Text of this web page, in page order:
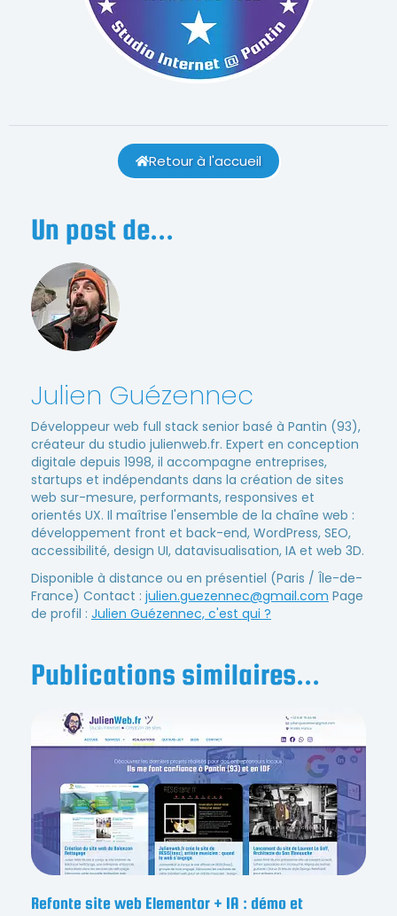
Retour à l'accueil
Un post de...
Julien Guézennec
Développeur web full stack senior basé à Pantin (93),
créateur du studio julienweb.fr. Expert en conception
digitale depuis 1998, il accompagne entreprises,
startups et indépendants dans la création de sites
web sur-mesure, performants, responsives et
orientés UX. Il maîtrise l'ensemble de la chaîne web :
développement front et back-end, WordPress, SEO,
accessibilité, design UI, datavisualisation, IA et web 3D.
Disponible à distance ou en présentiel (Paris / Île-de-
France) Contact : julien.guezennec@gmail.com Page
de profil : Julien Guézennec, c'est qui ?
Publications similaires...
Refonte site web Elementor + IA : démo et